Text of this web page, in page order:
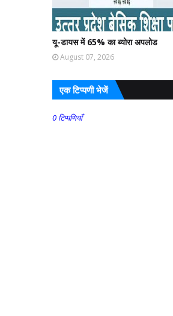
यू-डायस में 65% का ब्योरा अपलोड
August 07, 2026
एक टिप्पणी भेजें
0 टिप्पणियाँ